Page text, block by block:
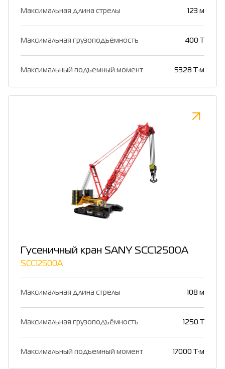
Максимальная длина стрелы 123 м
Максимальная грузоподъёмность 400 Т
Максимальный подъемный момент 5328 Т·м
Гусеничный кран SANY SCC12500A
SCC12500A
Максимальная длина стрелы 108 м
Максимальная грузоподъёмность 1250 Т
Максимальный подъемный момент 17000 Т·м